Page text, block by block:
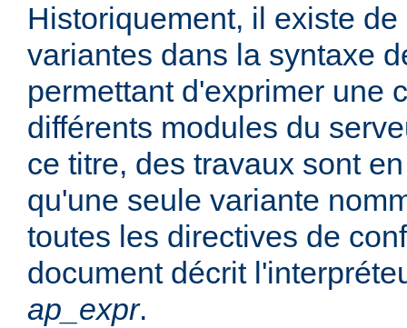
Historiquement, il existe
variantes dans la syntaxe
permettant d'exprimer une
différents modules du
ce titre, des travaux sont
qu'une seule variante
toutes les directives de
document décrit
ap_expr.